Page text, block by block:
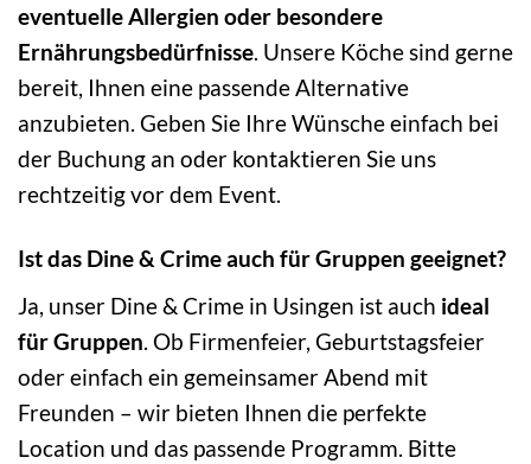
eventuelle Allergien oder besondere
Ernährungsbedürfnisse . Unsere Köche sind gerne
bereit, Ihnen eine passende Alternative
anzubieten. Geben Sie Ihre Wünsche einfach bei
der Buchung an oder kontaktieren Sie uns
rechtzeitig vor dem Event.
Ist das Dine & Crime auch für Gruppen geeignet?
Ja, unser Dine & Crime in Usingen ist auch ideal
für Gruppen. Ob Firmenfeier, Geburtstagsfeier
oder einfach ein gemeinsamer Abend mit
Freunden – wir bieten Ihnen die perfekte
Location und das passende Programm. Bitte